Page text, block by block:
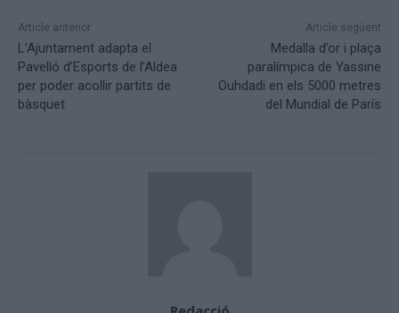
Article anterior
L’Ajuntament adapta el
Pavelló d’Esports de l’Aldea
per poder acollir partits de
bàsquet
Article següent
Medalla d’or i plaça
paralímpica de Yassine
Ouhdadi en els 5000 metres
del Mundial de París